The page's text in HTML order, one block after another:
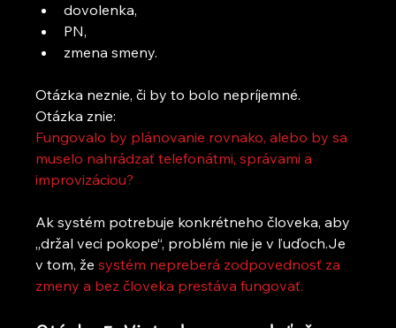
dovolenka,
PN,
zmena smeny.
Otázka neznie, či by to bolo nepríjemné.
Otázka znie:
Fungovalo by plánovanie rovnako, alebo by sa
muselo nahrádzať telefonátmi, správami a
improvizáciou?
Ak systém potrebuje konkrétneho človeka, aby
„držal veci pokope“, problém nie je v ľuďoch.Je
v tom, že systém nepreberá zodpovednosť za
zmeny a bez človeka prestáva fungovať.